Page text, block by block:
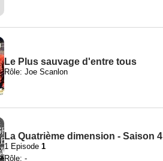
Le Plus sauvage d'entre tous
Rôle: Joe Scanlon
La Quatrième dimension - Saison 4
1 Episode 1
Rôle: -